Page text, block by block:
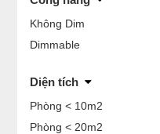
Không Dim
Dimmable
Diện tích
Phòng < 10m2
Phòng < 20m2